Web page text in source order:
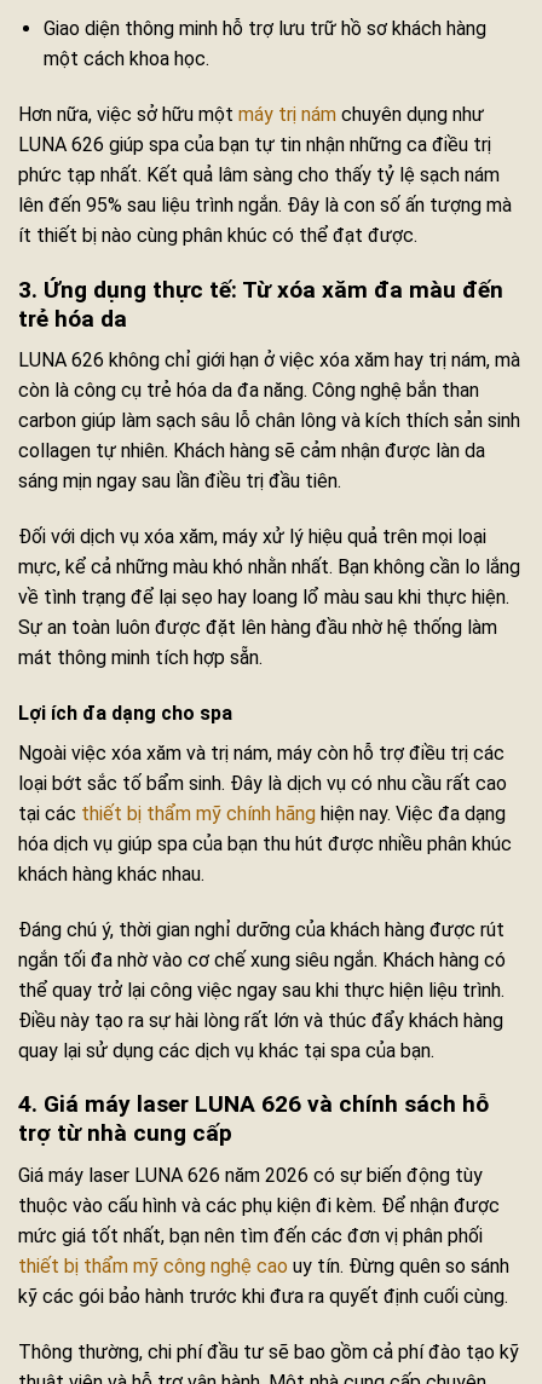
Giao diện thông minh hỗ trợ lưu trữ hồ sơ khách hàng
một cách khoa học.
Hơn nữa, việc sở hữu một máy trị nám chuyên dụng như
LUNA 626 giúp spa của bạn tự tin nhận những ca điều trị
phức tạp nhất. Kết quả lâm sàng cho thấy tỷ lệ sạch nám
lên đến 95% sau liệu trình ngắn. Đây là con số ấn tượng mà
ít thiết bị nào cùng phân khúc có thể đạt được.
3. Ứng dụng thực tế: Từ xóa xăm đa màu đến
trẻ hóa da
LUNA 626 không chỉ giới hạn ở việc xóa xăm hay trị nám, mà
còn là công cụ trẻ hóa da đa năng. Công nghệ bắn than
carbon giúp làm sạch sâu lỗ chân lông và kích thích sản sinh
collagen tự nhiên. Khách hàng sẽ cảm nhận được làn da
sáng mịn ngay sau lần điều trị đầu tiên.
Đối với dịch vụ xóa xăm, máy xử lý hiệu quả trên mọi loại
mực, kể cả những màu khó nhằn nhất. Bạn không cần lo lắng
về tình trạng để lại sẹo hay loang lổ màu sau khi thực hiện.
Sự an toàn luôn được đặt lên hàng đầu nhờ hệ thống làm
mát thông minh tích hợp sẵn.
Lợi ích đa dạng cho spa
Ngoài việc xóa xăm và trị nám, máy còn hỗ trợ điều trị các
loại bớt sắc tố bẩm sinh. Đây là dịch vụ có nhu cầu rất cao
tại các thiết bị thẩm mỹ chính hãng hiện nay. Việc đa dạng
hóa dịch vụ giúp spa của bạn thu hút được nhiều phân khúc
khách hàng khác nhau.
Đáng chú ý, thời gian nghỉ dưỡng của khách hàng được rút
ngắn tối đa nhờ vào cơ chế xung siêu ngắn. Khách hàng có
thể quay trở lại công việc ngay sau khi thực hiện liệu trình.
Điều này tạo ra sự hài lòng rất lớn và thúc đẩy khách hàng
quay lại sử dụng các dịch vụ khác tại spa của bạn.
4. Giá máy laser LUNA 626 và chính sách hỗ
trợ từ nhà cung cấp
Giá máy laser LUNA 626 năm 2026 có sự biến động tùy
thuộc vào cấu hình và các phụ kiện đi kèm. Để nhận được
mức giá tốt nhất, bạn nên tìm đến các đơn vị phân phối
thiết bị thẩm mỹ công nghệ cao uy tín. Đừng quên so sánh
kỹ các gói bảo hành trước khi đưa ra quyết định cuối cùng.
Thông thường, chi phí đầu tư sẽ bao gồm cả phí đào tạo kỹ